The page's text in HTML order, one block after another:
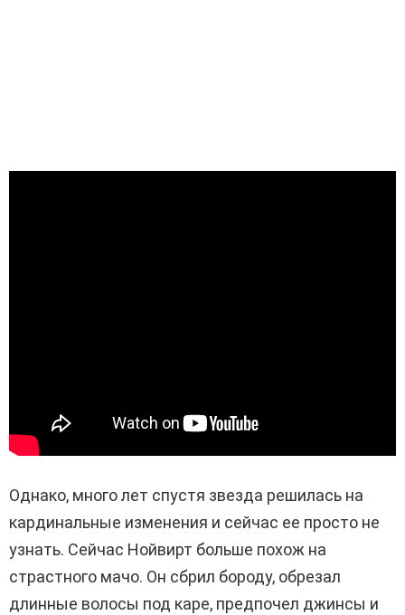
Однако, много лет спустя звезда решилась на
кардинальные изменения и сейчас ее просто не
узнать. Сейчас Нойвирт больше похож на
страстного мачо. Он сбрил бороду, обрезал
длинные волосы под каре, предпочел джинсы и